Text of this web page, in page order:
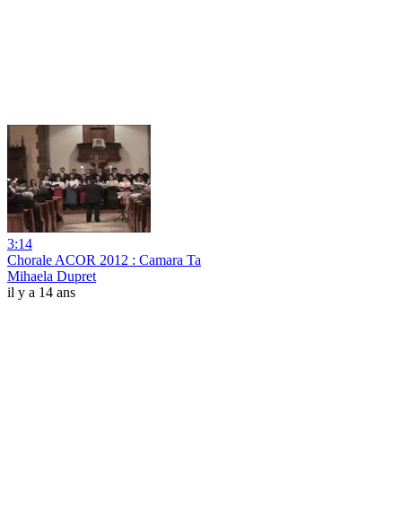
3:14
Chorale ACOR 2012 : Camara Ta
Mihaela Dupret
il y a 14 ans